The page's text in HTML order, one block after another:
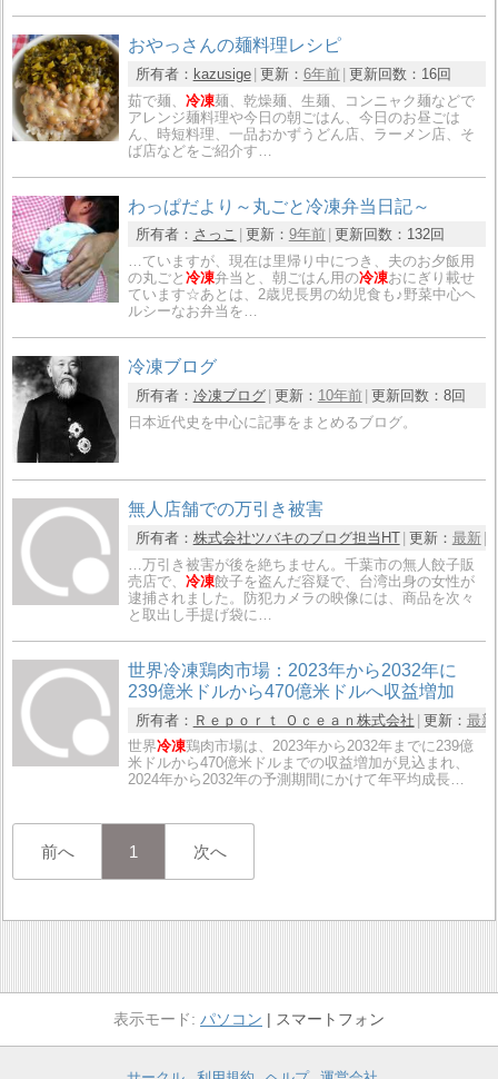
おやっさんの麺料理レシピ
所有者： kazusige 更新： 6年前 更新回数： 16回
茹で麺、冷凍麺、乾燥麺、生麺、コンニャク麺などで
アレンジ麺料理や今日の朝ごはん、今日のお昼ごは
ん、時短料理、一品おかずうどん店、ラーメン店、そ
ば店などをご紹介す…
わっぱだより～丸ごと冷凍弁当日記～
所有者： さっこ 更新： 9年前 更新回数： 132回
…ていますが、現在は里帰り中につき、夫のお夕飯用
の丸ごと冷凍弁当と、朝ごはん用の冷凍おにぎり載せ
ています☆あとは、2歳児長男の幼児食も♪野菜中心ヘ
ルシーなお弁当を…
冷凍ブログ
所有者： 冷凍ブログ 更新： 10年前 更新回数： 8回
日本近代史を中心に記事をまとめるブログ。
無人店舗での万引き被害
所有者： 株式会社ツバキのブログ担当HT 更新： 最新
…万引き被害が後を絶ちません。千葉市の無人餃子販
売店で、冷凍餃子を盗んだ容疑で、台湾出身の女性が
逮捕されました。防犯カメラの映像には、商品を次々
と取出し手提げ袋に…
世界冷凍鶏肉市場：2023年から2032年に
239億米ドルから470億米ドルへ収益増加
所有者： Ｒｅｐｏｒｔ Ｏｃｅａｎ株式会社 更新： 最新
世界冷凍鶏肉市場は、2023年から2032年までに239億
米ドルから470億米ドルまでの収益増加が見込まれ、
2024年から2032年の予測期間にかけて年平均成長…
前へ 1 次へ
パソコン スマートフォン